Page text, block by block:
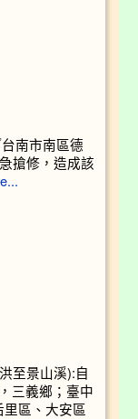
南市南區德
搶修，造成該
至景山溪):自
三義鄉；臺中
區、大安區